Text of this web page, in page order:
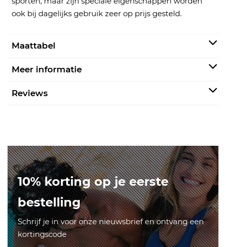
ook bij dagelijks gebruik zeer op prijs gesteld.
Maattabel
Meer informatie
Reviews
10% korting op je eerste
bestelling
Schrijf je in voor onze nieuwsbrief en ontvang een
kortingscode